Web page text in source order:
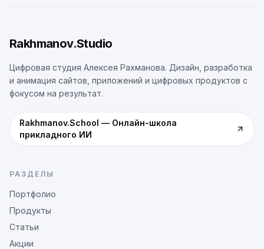
Rakhmanov.Studio
Цифровая студия Алексея Рахманова. Дизайн, разработка
и анимация сайтов, приложений и цифровых продуктов с
фокусом на результат.
Rakhmanov.School — Онлайн-школа
прикладного ИИ
РАЗДЕЛЫ
Портфолио
Продукты
Статьи
Акции